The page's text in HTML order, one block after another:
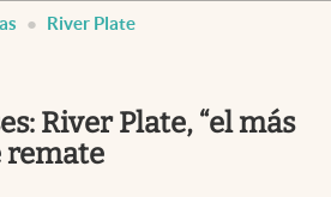
River Plate
River Plate, “el más
remate